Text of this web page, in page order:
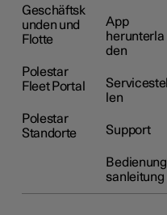
Geschäftsk
unden und
Flotte
Polestar
Fleet Portal
Polestar
Standorte
App
herunterla
den
Servicestel
len
Support
Bedienung
sanleitung